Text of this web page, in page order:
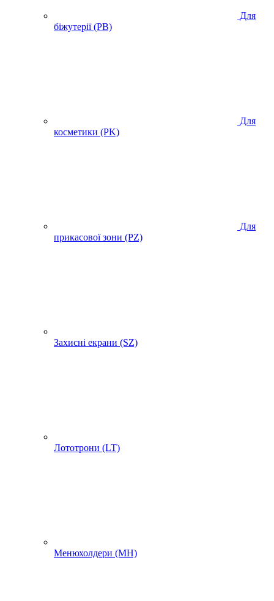
Для
біжутерії (PB)
Для
косметики (PK)
Для
прикасової зони (PZ)
Захисні екрани (SZ)
Лототрони (LT)
Менюхолдери (MH)